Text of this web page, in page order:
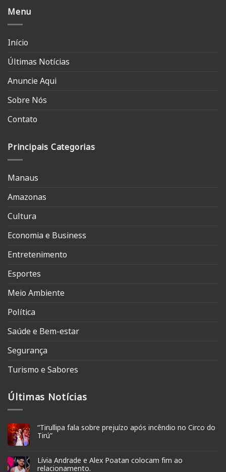
Menu
Início
Últimas Notícias
Anuncie Aqui
Sobre Nós
Contato
Principais Categorias
Manaus
Amazonas
Cultura
Economia e Business
Entretenimento
Esportes
Meio Ambiente
Política
Saúde e Bem-estar
Segurança
Turismo e Sabores
Últimas Notícias
“Tirullipa fala sobre prejuízo após incêndio no Circo do
Tirú”
Lívia Andrade e Alex Poatan colocam fim ao
relacionamento.